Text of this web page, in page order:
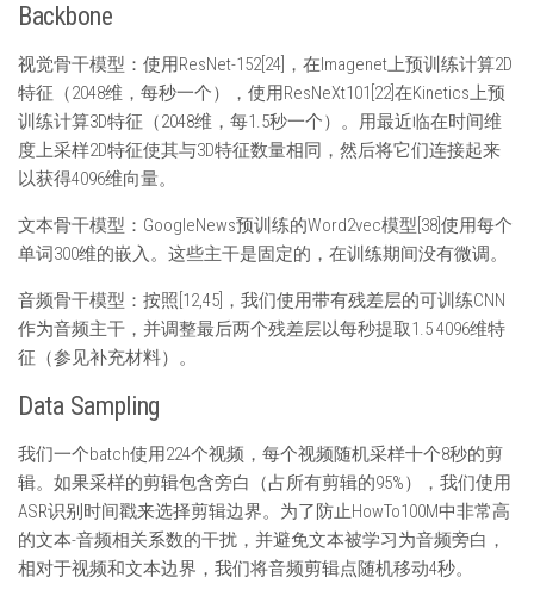
Backbone
视觉骨干模型：使用ResNet-152[24]，在Imagenet上预训练计算2D
特征（2048维，每秒一个），使用ResNeXt101[22]在Kinetics上预
训练计算3D特征（2048维，每1.5秒一个）。用最近临在时间维
度上采样2D特征使其与3D特征数量相同，然后将它们连接起来
以获得4096维向量。
文本骨干模型：GoogleNews预训练的Word2vec模型[38]使用每个
单词300维的嵌入。这些主干是固定的，在训练期间没有微调。
音频骨干模型：按照[12,45]，我们使用带有残差层的可训练CNN
作为音频主干，并调整最后两个残差层以每秒提取1.5 4096维特
征（参见补充材料）。
Data Sampling
我们一个batch使用224个视频，每个视频随机采样十个8秒的剪
辑。如果采样的剪辑包含旁白（占所有剪辑的95%），我们使用
ASR识别时间戳来选择剪辑边界。为了防止HowTo100M中非常高
的文本-音频相关系数的干扰，并避免文本被学习为音频旁白，
相对于视频和文本边界，我们将音频剪辑点随机移动4秒。